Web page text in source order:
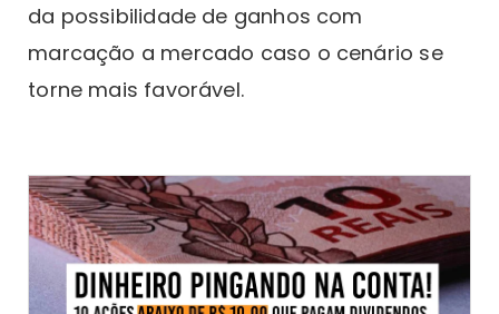
da possibilidade de ganhos com
marcação a mercado caso o cenário se
torne mais favorável.